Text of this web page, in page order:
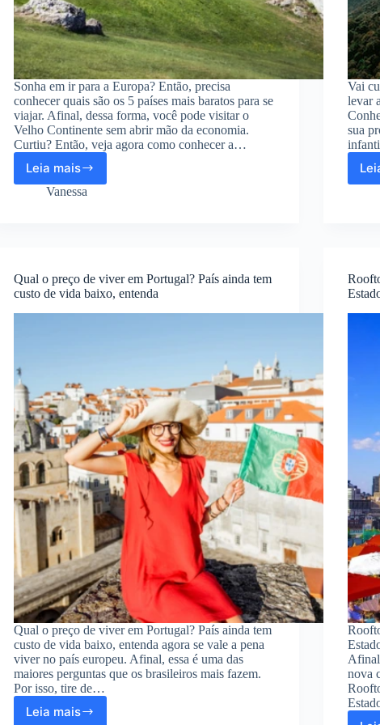
Sonha em ir para a Europa? Então, precisa
conhecer quais são os 5 países mais baratos para se
viajar. Afinal, dessa forma, você pode visitar o
Velho Continente sem abrir mão da economia.
Curtiu? Então, veja agora como conhecer a…
Leia mais
Quer
conhecer
países
mais
baratos
Vanessa
Vai
levar
sua
Qual o preço de viver em Portugal? País ainda tem
custo de vida baixo, entenda
Qual o preço de viver em Portugal? País ainda tem
custo de vida baixo, entenda agora se vale a pena
viver no país europeu. Afinal, essa é uma das
maiores perguntas que os brasileiros mais fazem.
Por isso, tire de…
Leia mais
Qual
nova